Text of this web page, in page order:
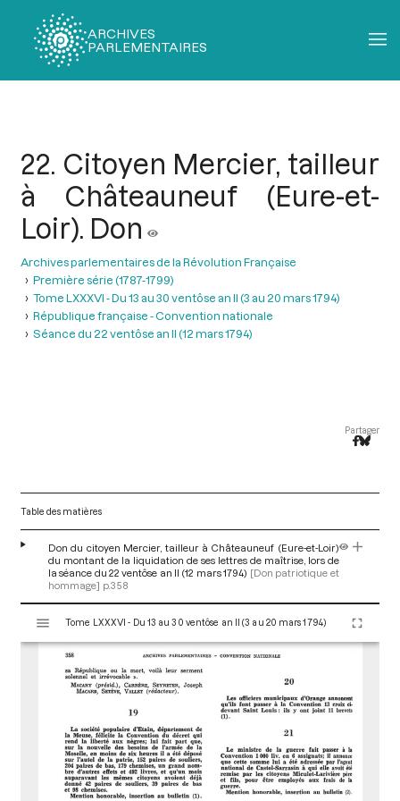
ARCHIVES
PARLEMENTAIRES
22. Citoyen Mercier, tailleur
à Châteauneuf (Eure-et-
Loir). Don
Archives parlementaires de la Révolution Française
Première série (1787-1799)
Tome LXXXVI - Du 13 au 30 ventôse an II (3 au 20 mars 1794)
République française - Convention nationale
Séance du 22 ventôse an II (12 mars 1794)
Partager
Table des matières
Don du citoyen Mercier, tailleur à Châteauneuf (Eure-et-Loir)
du montant de la liquidation de ses lettres de maîtrise, lors de
la séance du 22 ventôse an II (12 mars 1794) [Don patriotique et
hommage] p.358
s
Tome LXXXVI - Du 13 au 30 ventôse an II (3 au 20 mars 1794)